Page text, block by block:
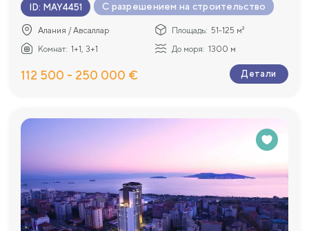
ID: MAY4451 С разрешением на строительство
Алания / Авсаллар Площадь: 51-125 м²
Комнат: 1+1, 3+1 До моря: 1300 м
112 500 - 250 000 € Детали